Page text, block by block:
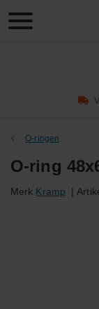
Product
zoeken
O-ringen
O-ring
Merk Kramp |